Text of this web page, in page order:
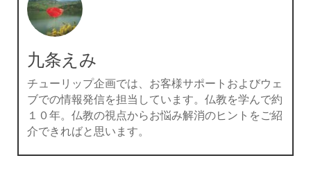
九条えみ
チューリップ企画では、お客様サポートおよびウェ
ブでの情報発信を担当しています。仏教を学んで約
１０年。仏教の視点からお悩み解消のヒントをご紹
介できればと思います。